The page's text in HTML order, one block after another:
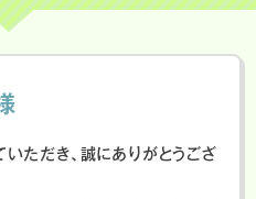
ただき、誠にありがとうござ